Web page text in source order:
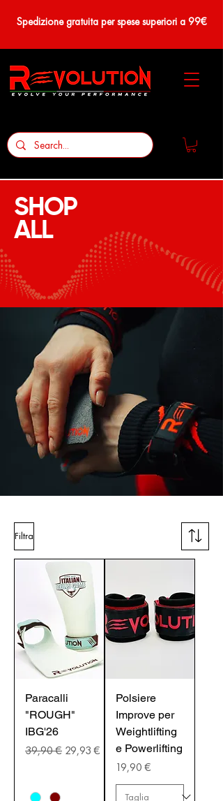
Spedizione gratuita per spese superiori a 99€
SHOP
ALL
Filtra
Paracalli
"ROUGH"
IBG'26
Prezzo regolare
39,90 € Prezzo scontato
29,93 €
Polsiere
Improve per
Weightlifting
e Powerlifting
Prezzo
19,90 €